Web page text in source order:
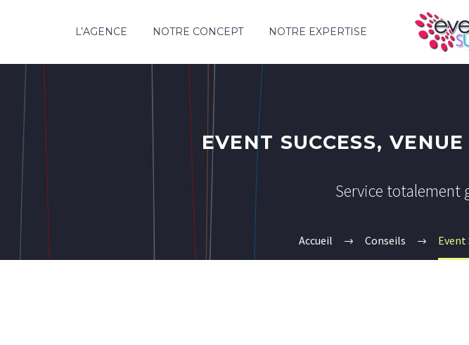
L’AGENCE NOTRE CONCEPT NOTRE EXPERTISE
EVENT SUCCESS,
Service totalement
Accueil Conseils Event